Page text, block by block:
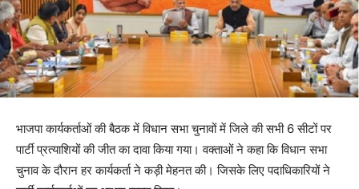
भाजपा कार्यकर्ताओं की बैठक में विधान सभा चुनावों में जिले की सभी 6 सीटों पर
पार्टी प्रत्याशियों की जीत का दावा किया गया। वक्ताओं ने कहा कि विधान सभा
चुनाव के दौरान हर कार्यकर्ता ने कड़ी मेहनत की। जिसके लिए पदाधिकारियों ने